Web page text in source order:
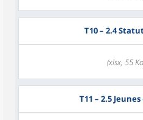
T10– 2.4
(xlsx, 55
T11 – 2.5